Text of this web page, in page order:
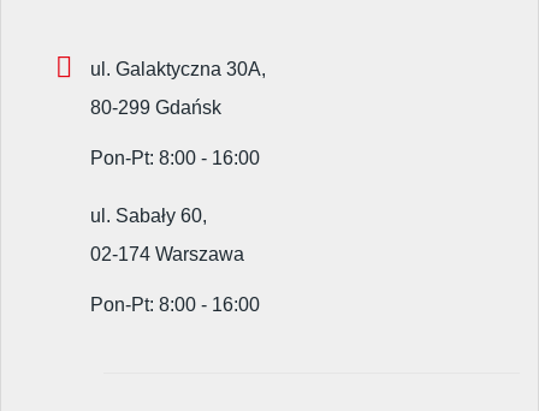
ul. Galaktyczna 30A,
80-299 Gdańsk
Pon-Pt: 8:00 - 16:00
ul. Sabały 60,
02-174 Warszawa
Pon-Pt: 8:00 - 16:00